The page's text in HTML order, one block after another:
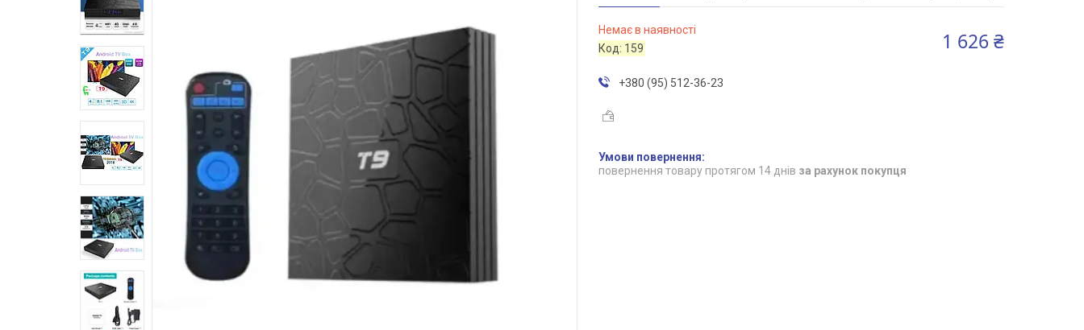
Немає в наявності
Код: 159 1 626 ₴
+380 (95) 512-36-23
повернення товару протягом 14 днів за рахунок покупця